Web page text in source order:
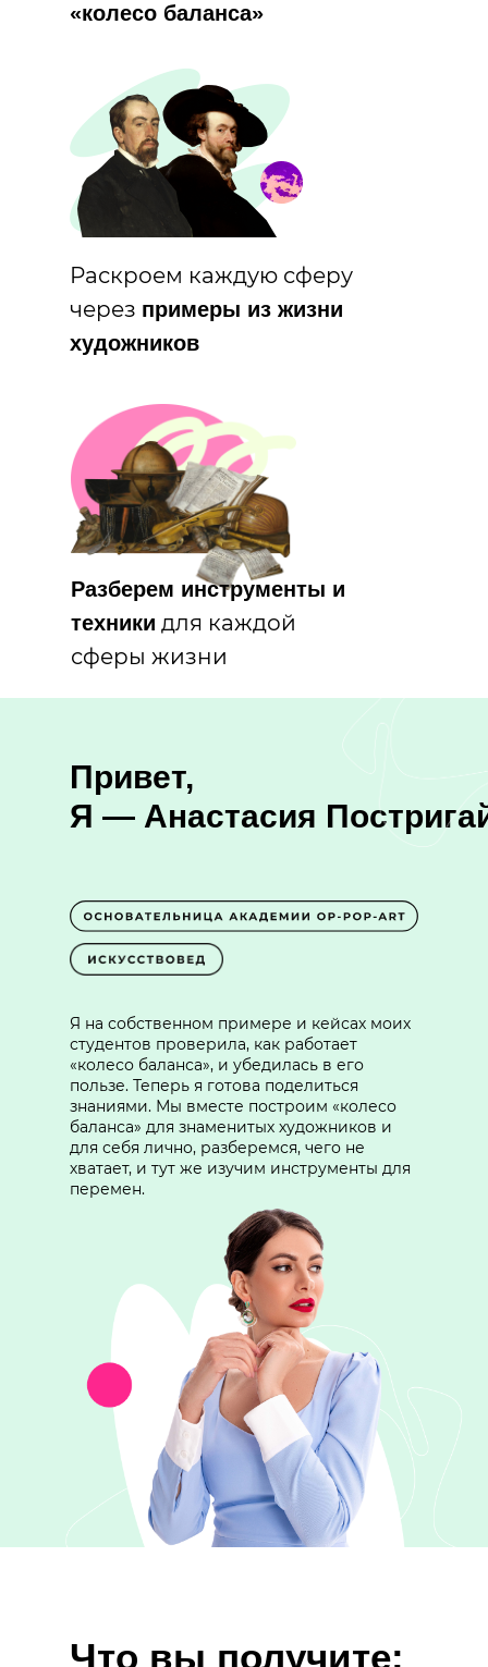
«колесо баланса»
Раскроем каждую сферу
через примеры из жизни
художников
Разберем инструменты и
техники для каждой
сферы жизни
Привет,
Я — Анастасия
Я на собственном примере и кейсах моих
студентов проверила, как работает
«колесо баланса», и убедилась в его
пользе. Теперь я готова поделиться
знаниями. Мы вместе построим «колесо
баланса» для знаменитых художников и
для себя лично, разберемся, чего не
хватает, и тут же изучим инструменты для
перемен.
Что вы получите: